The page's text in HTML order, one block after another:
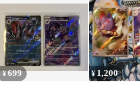
¥699 ¥ 1,200